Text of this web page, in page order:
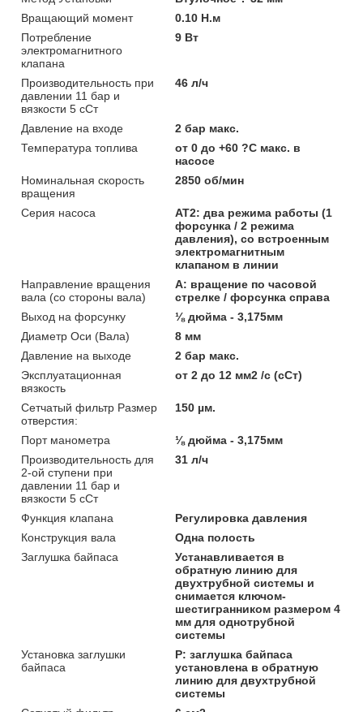
Вращающий момент
0.10 Н.м
Потребление
электромагнитного
клапана
9 Вт
Производительность при
давлении 11 бар и
вязкости 5 сСт
46 л/ч
Давление на входе
2 бар макс.
Температура топлива
от 0 до +60 ?C макс. в
насосе
Номинальная скорость
вращения
2850 об/мин
Серия насоса
AT2: два режима работы (1
форсунка / 2 режима
давления), со встроенным
электромагнитным
клапаном в линии
Направление вращения
вала (со стороны вала)
A: вращение по часовой
стрелке / форсунка справа
Выход на форсунку
⅛ дюйма - 3,175мм
Диаметр Оси (Вала)
8 мм
Давление на выходе
2 бар макс.
Эксплуатационная
вязкость
от 2 до 12 мм2 /с (сСт)
Сетчатый фильтр Размер
отверстия:
150 µм.
Порт манометра
⅛ дюйма - 3,175мм
Производительность для
2-ой ступени при
давлении 11 бар и
вязкости 5 сСт
31 л/ч
Функция клапана
Регулировка давления
Конструкция вала
Одна полость
Заглушка байпаса
Устанавливается в
обратную линию для
двухтрубной системы и
снимается ключом-
шестигранником размером 4
мм для однотрубной
системы
Установка заглушки
байпаса
P: заглушка байпаса
установлена в обратную
линию для двухтрубной
системы